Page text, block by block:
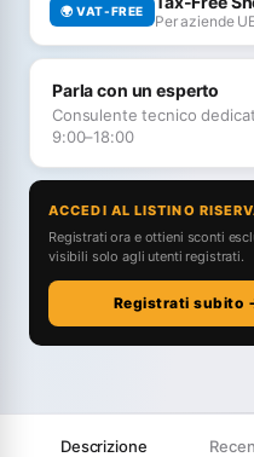
🌍 VAT-FREE
Per aziende
Parla con un esperto
Consulente tecnico
9:00–18:00
ACCEDI AL LISTINO
Registrati ora e ottieni sconti
visibili solo agli utenti registrati.
Registrati subito
Descrizione